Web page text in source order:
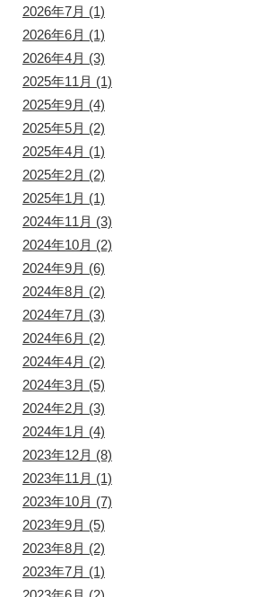
2026年7月 (1)
2026年6月 (1)
2026年4月 (3)
2025年11月 (1)
2025年9月 (4)
2025年5月 (2)
2025年4月 (1)
2025年2月 (2)
2025年1月 (1)
2024年11月 (3)
2024年10月 (2)
2024年9月 (6)
2024年8月 (2)
2024年7月 (3)
2024年6月 (2)
2024年4月 (2)
2024年3月 (5)
2024年2月 (3)
2024年1月 (4)
2023年12月 (8)
2023年11月 (1)
2023年10月 (7)
2023年9月 (5)
2023年8月 (2)
2023年7月 (1)